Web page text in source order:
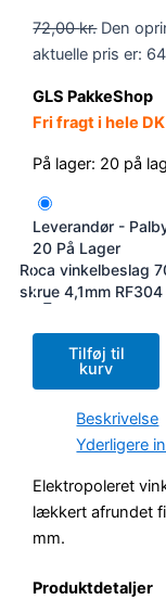
72,00kr. Den
aktuelle pris er:
GLS PakkeShop
Fri fragt i hele
På lager: 20 på
Leverandør -
20 På Lager
-
Roca vinkelbeslag
skrue 4,1mm
Tilføj til
kurv
Beskrivelse
Yderligere
Elektropoleret
lækkert afrundet
mm.
Produktdetaljer